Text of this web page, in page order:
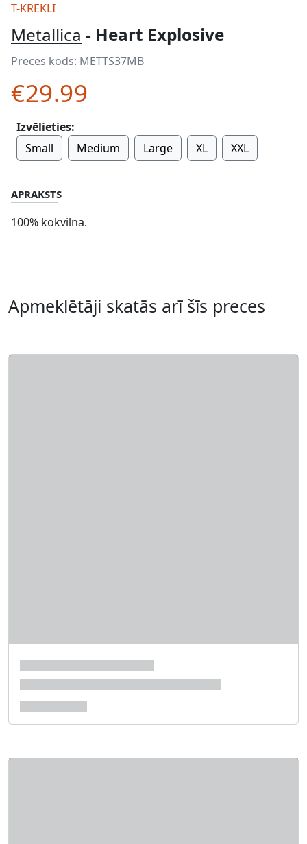
T-KREKLI
Metallica - Heart Explosive
Preces kods: METTS37MB
€29.99
Izvēlieties:
Small
Medium Large XL XXL
APRAKSTS
100% kokvilna.
Apmeklētāji skatās arī šīs preces